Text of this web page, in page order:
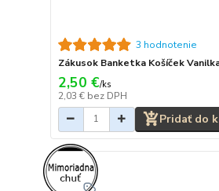
3 hodnotenie
Zákusok Banketka Košíček
2,50 €/ks
2,03 € bez DPH
Pridať do